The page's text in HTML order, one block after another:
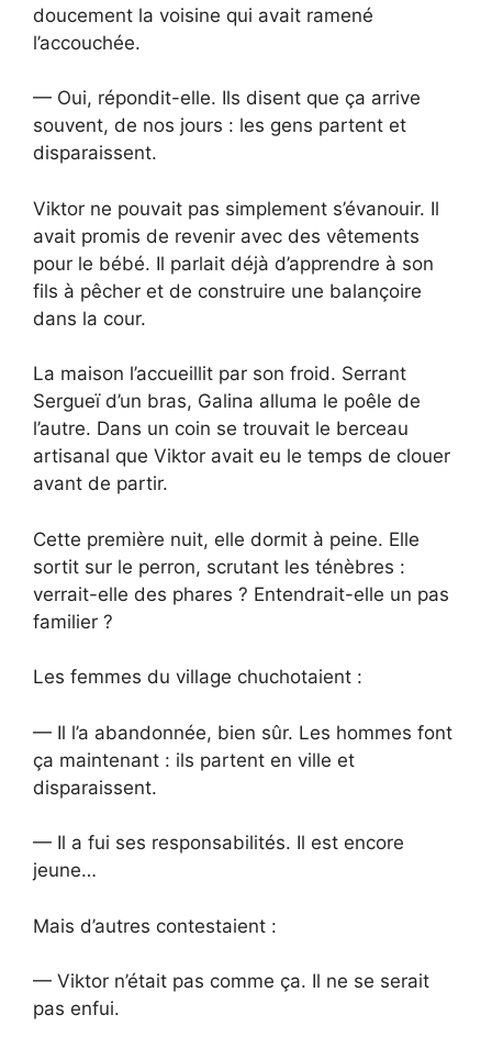
doucement la voisine qui avait ramené
l’accouchée.
— Oui, répondit-elle. Ils disent que ça arrive
souvent, de nos jours : les gens partent et
disparaissent.
Viktor ne pouvait pas simplement s’évanouir. Il
avait promis de revenir avec des vêtements
pour le bébé. Il parlait déjà d’apprendre à son
fils à pêcher et de construire une balançoire
dans la cour.
La maison l’accueillit par son froid. Serrant
Sergueï d’un bras, Galina alluma le poêle de
l’autre. Dans un coin se trouvait le berceau
artisanal que Viktor avait eu le temps de clouer
avant de partir.
Cette première nuit, elle dormit à peine. Elle
sortit sur le perron, scrutant les ténèbres :
verrait-elle des phares ? Entendrait-elle un pas
familier ?
Les femmes du village chuchotaient :
— Il l’a abandonnée, bien sûr. Les hommes font
ça maintenant : ils partent en ville et
disparaissent.
— Il a fui ses responsabilités. Il est encore
jeune…
Mais d’autres contestaient :
— Viktor n’était pas comme ça. Il ne se serait
pas enfui.